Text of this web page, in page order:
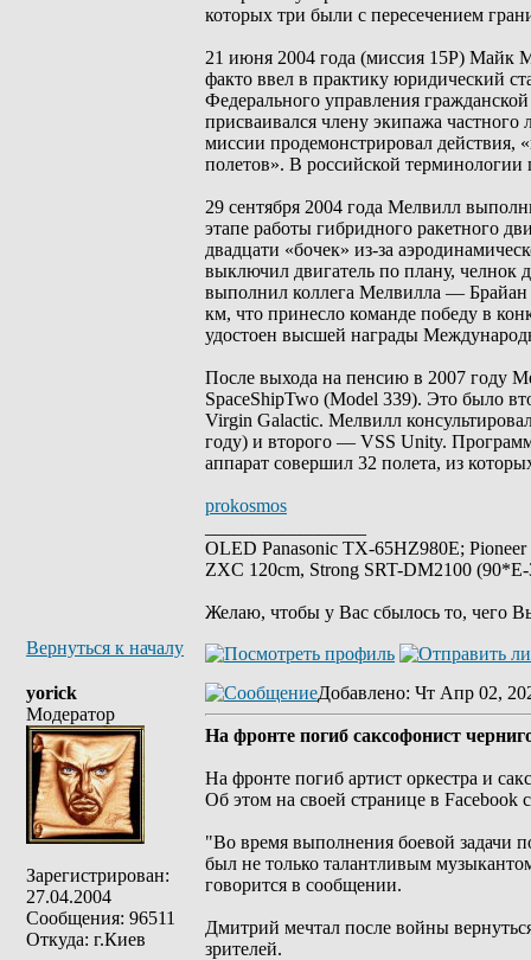
которых три были с пересечением
21 июня 2004 года (миссия 15P) Майк
факто ввел в практику юридический
Федерального управления
присваивался члену экипажа
миссии продемонстрировал действия,
полетов». В российской терминологии
29 сентября 2004 года Мелвилл
этапе работы гибридного ракетного
двадцати «бочек» из-за
выключил двигатель по плану, челнок
выполнил коллега Мелвилла — Брайан
км, что принесло команде победу в
удостоен высшей награды
После выхода на пенсию в 2007 году
SpaceShipTwo (Model 339). Это было
Virgin Galactic. Мелвилл
году) и второго — VSS Unity.
аппарат совершил 32 полета, из
prokosmos
OLED Panasonic TX-65HZ980E;
ZXC 120cm, Strong SRT-DM2100
Желаю, чтобы у Вас сбылось то, чего
Вернуться к началу
yorick
Модератор
Зарегистрирован:
27.04.2004
Сообщения: 96511
Откуда: г.Киев
Добавлено: Чт Апр 02,
На фронте погиб саксофонист
На фронте погиб артист оркестра и
Об этом на своей странице в Facebook
"Во время выполнения боевой задачи
был не только талантливым
говорится в сообщении.
Дмитрий мечтал после войны
зрителей.